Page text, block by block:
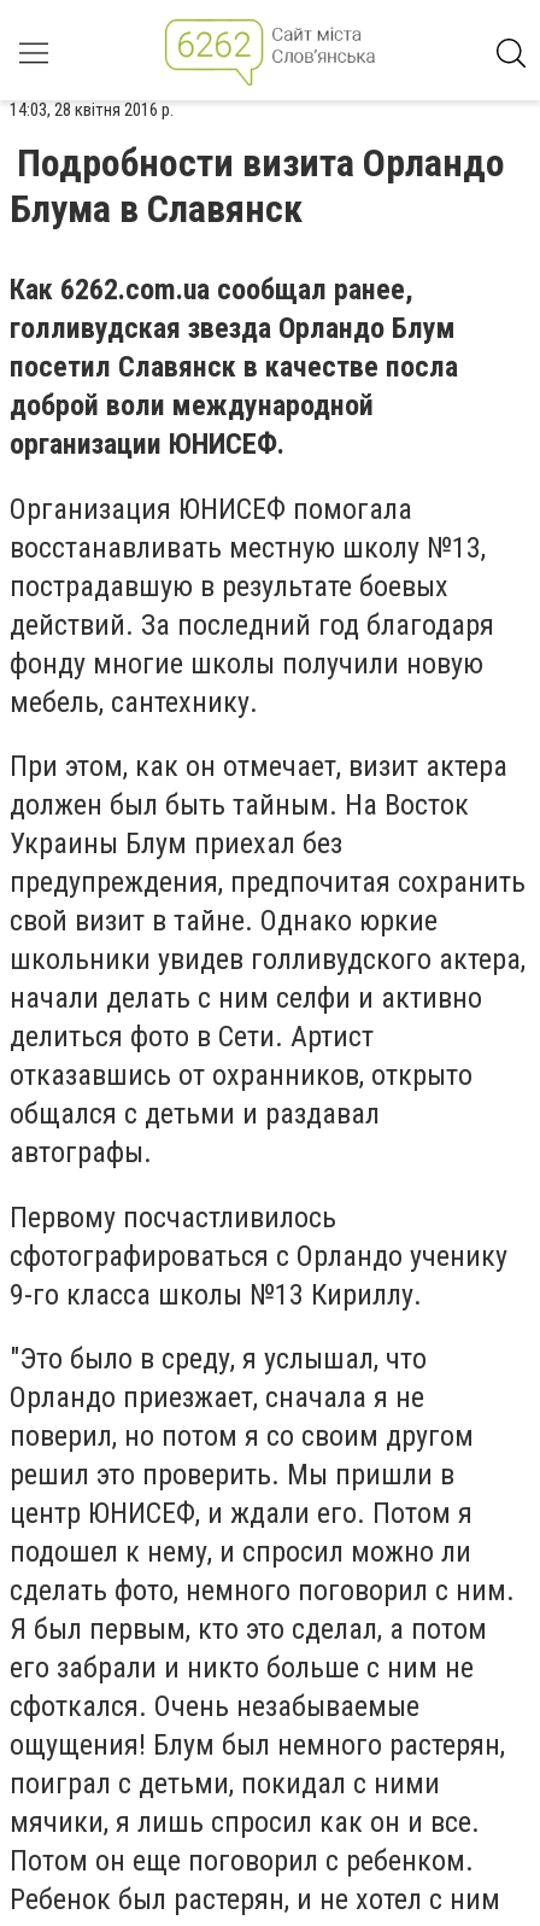
14:03, 28 квітня 2016 р.
Подробности визита Орландо
Блума в Славянск
Как 6262.com.ua сообщал ранее,
голливудская звезда Орландо Блум
посетил Славянск в качестве посла
доброй воли международной
организации ЮНИСЕФ.
Организация ЮНИСЕФ помогала
восстанавливать местную школу №13,
пострадавшую в результате боевых
действий. За последний год благодаря
фонду многие школы получили новую
мебель, сантехнику.
При этом, как он отмечает, визит актера
должен был быть тайным. На Восток
Украины Блум приехал без
предупреждения, предпочитая сохранить
свой визит в тайне. Однако юркие
школьники увидев голливудского актера,
начали делать с ним селфи и активно
делиться фото в Сети. Артист
отказавшись от охранников, открыто
общался с детьми и раздавал
автографы.
Первому посчастливилось
сфотографироваться с Орландо ученику
9-го класса школы №13 Кириллу.
"Это было в среду, я услышал, что
Орландо приезжает, сначала я не
поверил, но потом я со своим другом
решил это проверить. Мы пришли в
центр ЮНИСЕФ, и ждали его. Потом я
подошел к нему, и спросил можно ли
сделать фото, немного поговорил с ним.
Я был первым, кто это сделал, а потом
его забрали и никто больше с ним не
сфоткался. Очень незабываемые
ощущения! Блум был немного растерян,
поиграл с детьми, покидал с ними
мячики, я лишь спросил как он и все.
Потом он еще поговорил с ребенком.
Ребенок был растерян, и не хотел с ним